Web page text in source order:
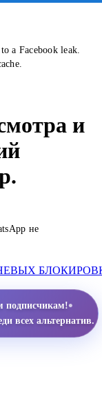
a Facebook leak.
и
не
подписчикам!•
всех альтернатив.